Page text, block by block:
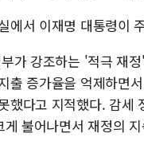
에서 이재명 대통령이
가 강조하는 '적극 재
출 증가율을 억제하면
했다고 지적했다. 감세
불어나면서 재정의